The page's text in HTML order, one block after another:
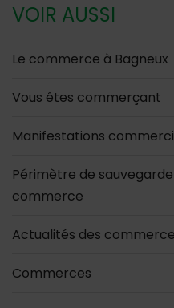
VOIR AUSSI
Le commerce à Bagneux
Vous êtes commerçant
Manifestations
Périmètre de
commerce
Actualités des
Commerces